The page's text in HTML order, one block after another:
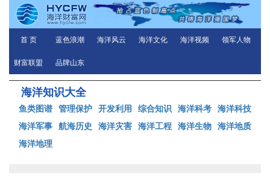
首 页 蓝色浪潮 海洋风云 海洋文化 海洋视频 领军人物
财富联盟 品牌山东
海洋知识大全
鱼类图谱 管理保护 开发利用 综合知识 海洋科考 海洋科技
海洋军事 航海历史 海洋灾害 海洋工程 海洋生物 海洋地质
海洋地理